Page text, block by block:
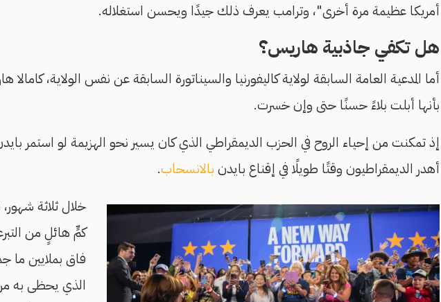
أمريكا عظيمة مرة أخرى"، وترامب يعرف ذلك جيدًا ويحسن استغلاله.
هل تكفي جاذبية هاريس؟
أما المدعية العامة السابقة لولاية كاليفورنيا والسيناتورة السابقة عن نفس الولاية، كامالا
بأنها أبلت بلاءً حسنًا حتى وإن خسرت.
إذ تمكنت من إحياء الروح في الحزب الديمقراطي الذي كان يسير نحو الهزيمة لو استمر
أهدر الديمقراطيون وقتًا طويلًا في إقناع بايدن بالانسحاب.
خلال ثلاثة
كمٍّ هائلٍ من
فاق بملايين ما
الذي يحظى به